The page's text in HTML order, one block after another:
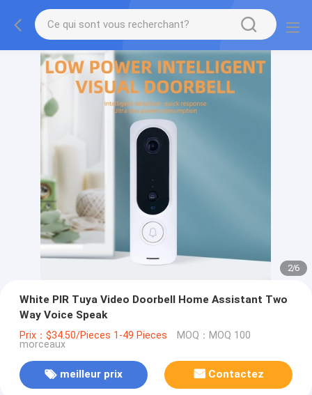
2/6
White PIR Tuya Video Doorbell Home Assistant Two
Way Voice Speak
Prix：$34.50/Pieces 1-49 Pieces MOQ：MOQ 100
morceaux
meilleur prix Contactez